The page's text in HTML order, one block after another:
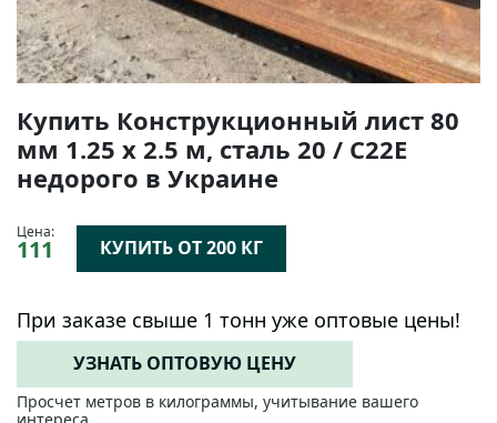
Купить Конструкционный лист 80
мм 1.25 х 2.5 м, сталь 20 / C22E
недорого в Украине
Цена:
111 КУПИТЬ ОТ 200 КГ
При заказе свыше 1 тонн уже оптовые цены!
УЗНАТЬ ОПТОВУЮ ЦЕНУ
Просчет метров в килограммы, учитывание вашего
интереса.